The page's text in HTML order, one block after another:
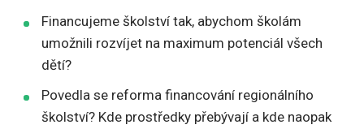
Financujeme školství tak, abychom školám
umožnili rozvíjet na maximum potenciál všech
dětí?
Povedla se reforma financování regionálního
školství? Kde prostředky přebývají a kde naopak